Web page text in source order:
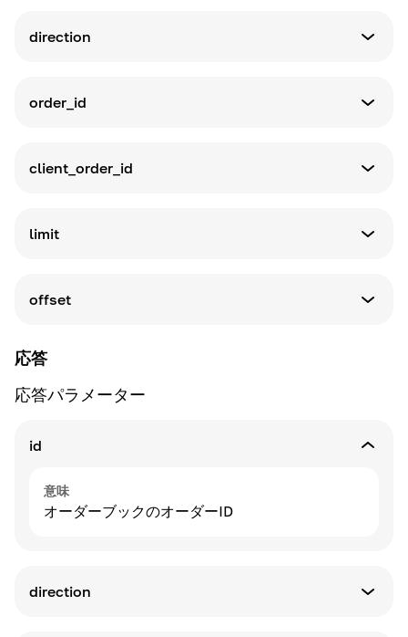
direction
方向でフィルタリングする
sell
order_id
オーダーブック内のオーダーIDでフィルタリング
client_order_id
クライアントの注文 ID によるフィルター
limit
default: 50
max:100
意味
offset
string
min:0
スキップするレコードの数を示す特別なパラメー
タ
応答
応答パラメーター
id
意味
オーダーブックのオーダーID
direction